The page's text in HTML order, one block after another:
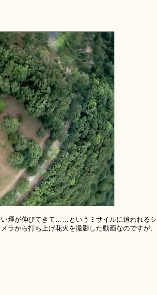
煙が伸びてきて……というミサイルに追われるシ
ラから打ち上げ花火を撮影した動画なのですが、